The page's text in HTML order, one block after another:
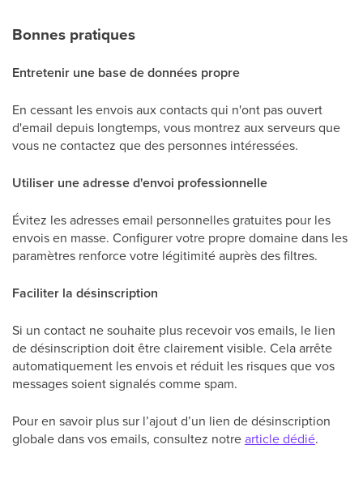
Bonnes pratiques
Entretenir une base de données propre
En cessant les envois aux contacts qui n'ont pas ouvert
d'email depuis longtemps, vous montrez aux serveurs que
vous ne contactez que des personnes intéressées.
Utiliser une adresse d'envoi professionnelle
Évitez les adresses email personnelles gratuites pour les
envois en masse. Configurer votre propre domaine dans les
paramètres renforce votre légitimité auprès des filtres.
Faciliter la désinscription
Si un contact ne souhaite plus recevoir vos emails, le lien
de désinscription doit être clairement visible. Cela arrête
automatiquement les envois et réduit les risques que vos
messages soient signalés comme spam.
Pour en savoir plus sur l’ajout d’un lien de désinscription
globale dans vos emails, consultez notrearticle dédié.